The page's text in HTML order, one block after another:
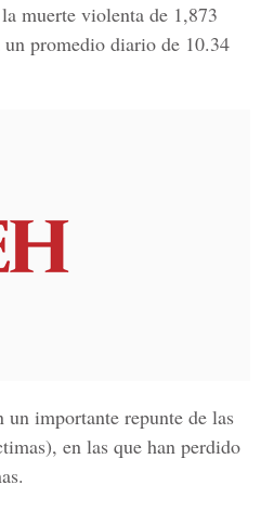
muerte violenta de 1,873
un promedio diario de 10.34
un importante repunte de las
en las que han perdido